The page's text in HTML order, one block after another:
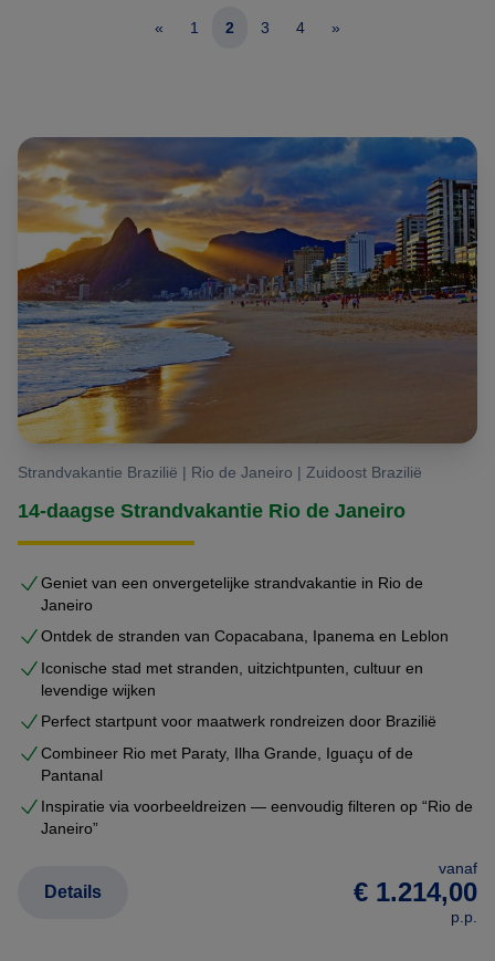
uiteraard. In de overige maanden is het er iets te koud voor
Brazilië Reis Specialist onderscheidt zich door een
uitgebreide mix aan te bieden van strandvakanties en los
te boeken bouwstenen, langs de gehele kust.
Combineer een heerlijk verblijf aan het strand bijvoorbeeld
met arrangement naar één van prachtige natuurgebieden
in Brazilië zoals de Pantanal, watervallen van Foz do
Iguaçu, of de imposante Amazone. Het op maat laten
maken van een rondreis is vrijblijvend, kosteloos en geeft
u de mogelijkheid om een reis te beleven die helemaal is
« 1 2 3 4 »
Strandvakantie Brazilië | Rio de Janeiro | Zuidoost Brazilië
14-daagse Strandvakantie Rio de Janeiro
Geniet van een onvergetelijke strandvakantie in Rio de
Janeiro
Ontdek de stranden van Copacabana, Ipanema en Leblon
Iconische stad met stranden, uitzichtpunten, cultuur en
levendige wijken
Perfect startpunt voor maatwerk rondreizen door Brazilië
Combineer Rio met Paraty, Ilha Grande, Iguaçu of de
Pantanal
Inspiratie via voorbeeldreizen — eenvoudig filteren op “Rio de
Janeiro”
vanaf
€ 1.214,00
p.p.
Details